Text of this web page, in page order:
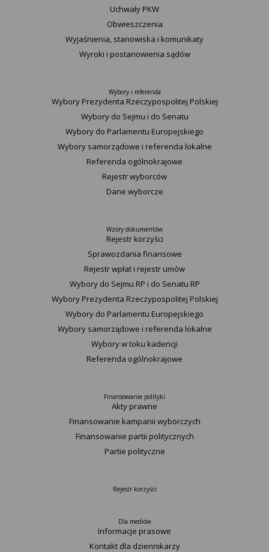
Uchwały PKW
Obwieszczenia
Wyjaśnienia, stanowiska i komunikaty
Wyroki i postanowienia sądów
Wybory i referenda
Wybory Prezydenta Rzeczypospolitej Polskiej
Wybory do Sejmu i do Senatu
Wybory do Parlamentu Europejskiego
Wybory samorządowe i referenda lokalne
Referenda ogólnokrajowe
Rejestr wyborców
Dane wyborcze
Wzory dokumentów
Rejestr korzyści
Sprawozdania finansowe
Rejestr wpłat i rejestr umów
Wybory do Sejmu RP i do Senatu RP
Wybory Prezydenta Rzeczypospolitej Polskiej
Wybory do Parlamentu Europejskiego
Wybory samorządowe i referenda lokalne
Wybory w toku kadencji
Referenda ogólnokrajowe
Finansowanie polityki
Akty prawne
Finansowanie kampanii wyborczych
Finansowanie partii politycznych
Partie polityczne
Rejestr korzyści
Dla mediów
Informacje prasowe
Kontakt dla dziennikarzy